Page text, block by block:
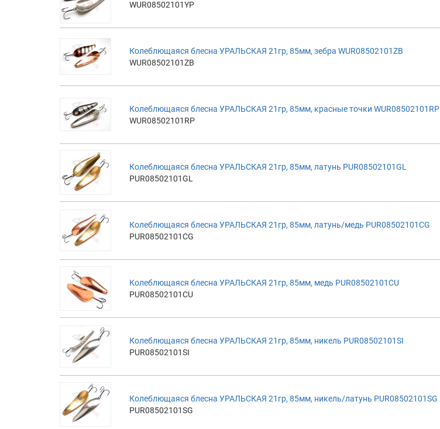
WUR08502101YP
Колеблющаяся блесна УРАЛЬСКАЯ 21гр, 85мм, зебра WUR08502101ZB
WUR08502101ZB
Колеблющаяся блесна УРАЛЬСКАЯ 21гр, 85мм, красные точки WUR08502101RP
WUR08502101RP
Колеблющаяся блесна УРАЛЬСКАЯ 21гр, 85мм, латунь PUR08502101GL
PUR08502101GL
Колеблющаяся блесна УРАЛЬСКАЯ 21гр, 85мм, латунь/медь PUR08502101CG
PUR08502101CG
Колеблющаяся блесна УРАЛЬСКАЯ 21гр, 85мм, медь PUR08502101CU
PUR08502101CU
Колеблющаяся блесна УРАЛЬСКАЯ 21гр, 85мм, никель PUR08502101SI
PUR08502101SI
Колеблющаяся блесна УРАЛЬСКАЯ 21гр, 85мм, никель/латунь PUR08502101SG
PUR08502101SG